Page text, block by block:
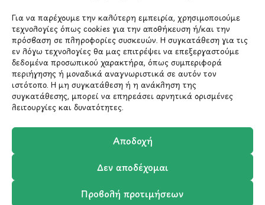
Για να παρέχουμε την καλύτερη εμπειρία, χρησιμοποιούμε
τεχνολογίες όπως cookies για την αποθήκευση ή/και την
πρόσβαση σε πληροφορίες συσκευών. Η συγκατάθεση για τις
εν λόγω τεχνολογίες θα μας επιτρέψει να επεξεργαστούμε
δεδομένα προσωπικού χαρακτήρα, όπως συμπεριφορά
περιήγησης ή μοναδικά αναγνωριστικά σε αυτόν τον
ιστότοπο. Η μη συγκατάθεση ή η ανάκληση της
συγκατάθεσης, μπορεί να επηρεάσει αρνητικά ορισμένες
λειτουργίες και δυνατότητες.
Αποδοχή
Δεν αποδέχομαι
Προβολή προτιμήσεων
Μάθετε πρώτοι τα νέα
και τις προσφορές
μας.